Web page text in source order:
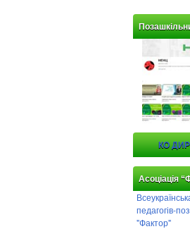
КО
Асоціація
педагогів-
"Фактор"